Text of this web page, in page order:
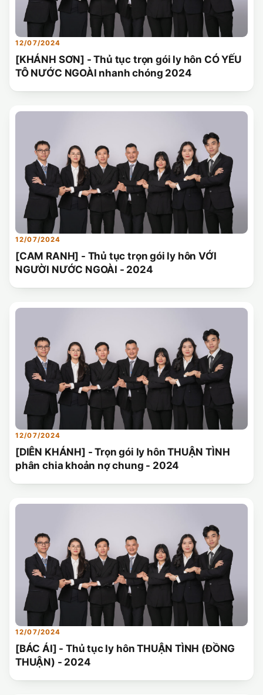
12/07/2024
[KHÁNH SƠN] - Thủ tục trọn gói ly hôn CÓ YẾU
TÔ NƯỚC NGOÀI nhanh chóng 2024
12/07/2024
[CAM RANH] - Thủ tục trọn gói ly hôn VỚI
NGƯỜI NƯỚC NGOÀI - 2024
12/07/2024
[DIÊN KHÁNH] - Trọn gói ly hôn THUẬN TÌNH
phân chia khoản nợ chung - 2024
12/07/2024
[BÁC ÁI] - Thủ tục ly hôn THUẬN TÌNH (ĐỒNG
THUẬN) - 2024